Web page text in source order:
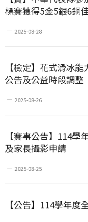
標賽獲得5金5銀6銅
2025-08-28
【檢定】花式滑冰
公告及公益時段調整
2025-08-26
【賽事公告】114
及家長攝影申請
2025-08-25
【公告】114學年